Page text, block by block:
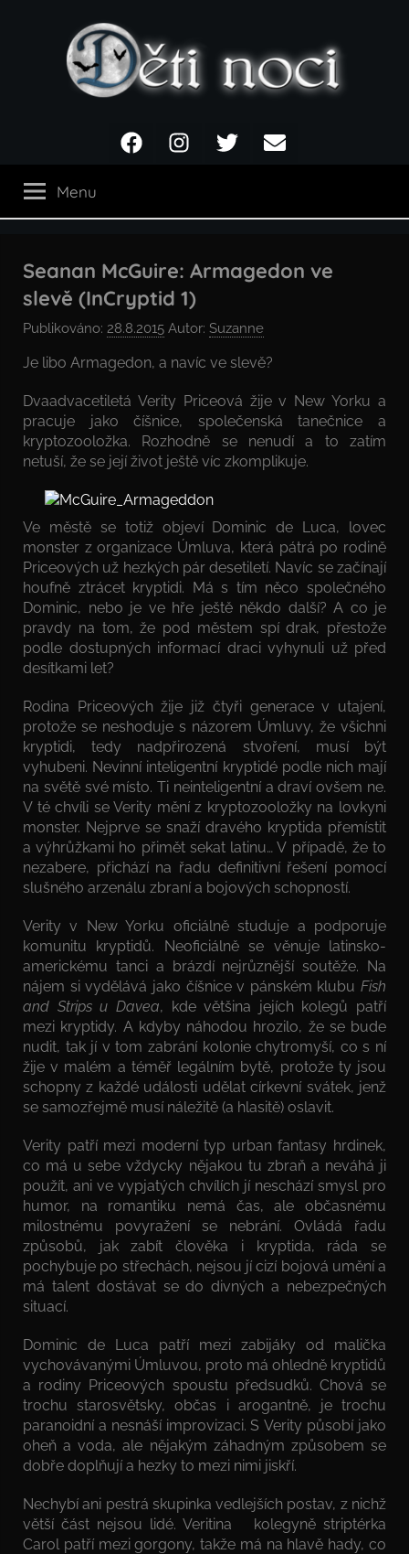
noci
FacebookInstagramTwitter Email
Menu
Seanan McGuire: Armagedon ve
slevě (InCryptid 1)
Publikováno: 28.8.2015 Autor: Suzanne
Je libo Armagedon, a navíc ve slevě?
Dvaadvacetiletá Verity Priceová žije v New Yorku a
pracuje jako číšnice, společenská tanečnice a
kryptozooložka. Rozhodně se nenudí a to zatím
netuší, že se její život ještě víc zkomplikuje.
Ve městě se totiž objeví Dominic de Luca, lovec
monster z organizace Úmluva, která pátrá po rodině
Priceových už hezkých pár desetiletí. Navíc se začínají
houfně ztrácet kryptidi. Má s tím něco společného
Dominic, nebo je ve hře ještě někdo další? A co je
pravdy na tom, že pod městem spí drak, přestože
podle dostupných informací draci vyhynuli už před
desítkami let?
Rodina Priceových žije již čtyři generace v utajení,
protože se neshoduje s názorem Úmluvy, že všichni
kryptidi, tedy nadpřirozená stvoření, musí být
vyhubeni. Nevinní inteligentní kryptidé podle nich mají
na světě své místo. Ti neinteligentní a draví ovšem ne.
V té chvíli se Verity mění z kryptozooložky na lovkyni
monster. Nejprve se snaží dravého kryptida přemístit
a výhrůžkami ho přimět sekat latinu… V případě, že to
nezabere, přichází na řadu definitivní řešení pomocí
slušného arzenálu zbraní a bojových schopností.
Verity v New Yorku oficiálně studuje a podporuje
komunitu kryptidů. Neoficiálně se věnuje latinsko-
americkému tanci a brázdí nejrůznější soutěže. Na
nájem si vydělává jako číšnice v pánském klubu Fish
and Strips u Davea, kde většina jejích kolegů patří
mezi kryptidy. A kdyby náhodou hrozilo, že se bude
nudit, tak jí v tom zabrání kolonie chytromyší, co s ní
žije v malém a téměř legálním bytě, protože ty jsou
schopny z každé události udělat církevní svátek, jenž
se samozřejmě musí náležitě (a hlasitě) oslavit.
Verity patří mezi moderní typ urban fantasy hrdinek,
co má u sebe vždycky nějakou tu zbraň a neváhá ji
použít, ani ve vypjatých chvílích jí neschází smysl pro
humor, na romantiku nemá čas, ale občasnému
milostnému povyražení se nebrání. Ovládá řadu
způsobů, jak zabít člověka i kryptida, ráda se
pochybuje po střechách, nejsou jí cizí bojová umění a
má talent dostávat se do divných a nebezpečných
situací.
Dominic de Luca patří mezi zabijáky od malička
vychovávanými Úmluvou, proto má ohledně kryptidů
a rodiny Priceových spoustu předsudků. Chová se
trochu starosvětsky, občas i arogantně, je trochu
paranoidní a nesnáší improvizaci. S Verity působí jako
oheň a voda, ale nějakým záhadným způsobem se
dobře doplňují a hezky to mezi nimi jiskří.
Nechybí ani pestrá skupinka vedlejších postav, z nichž
větší část nejsou lidé. Veritina kolegyně striptérka
Carol patří mezi gorgony, takže má na hlavě hady, co